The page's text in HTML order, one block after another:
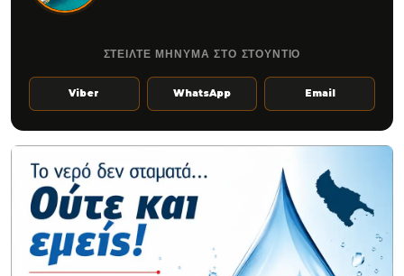
ΣΤΕΙΛΤΕ ΜΗΝΥΜΑ ΣΤΟ ΣΤΟΥΝΤΙΟ
Viber WhatsApp Email